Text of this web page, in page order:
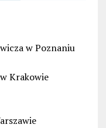
w Poznaniu
Krakowie